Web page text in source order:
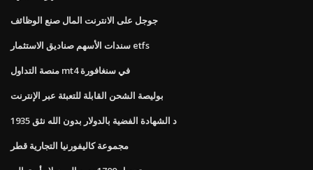
جوجل على الانترنت المال صنع الوظائف
سندات الأسهم صناديق الاستثمار etfs
منصة التداول mt4 في سنغافورة
بوليصة الشحن القابلة للتعبئة عبر الإنترنت
1935 د الشهادة الفضية بالدولار بدون الله نثق
مجموعة كاليفورنيا التجارية قطر